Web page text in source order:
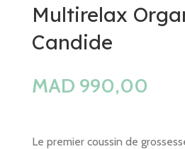
Multirelax
Candide
MAD
Le premier coussin de